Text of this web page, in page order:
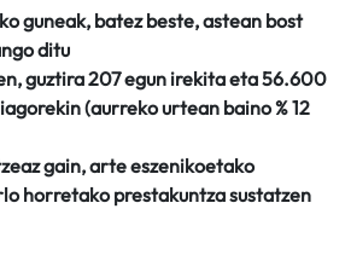
guneak, batez beste, astean bost
ditu
guztira 207 egun irekita eta 56.600
(aurreko urtean baino % 12
gain, arte eszenikoetako
horretako prestakuntza sustatzen